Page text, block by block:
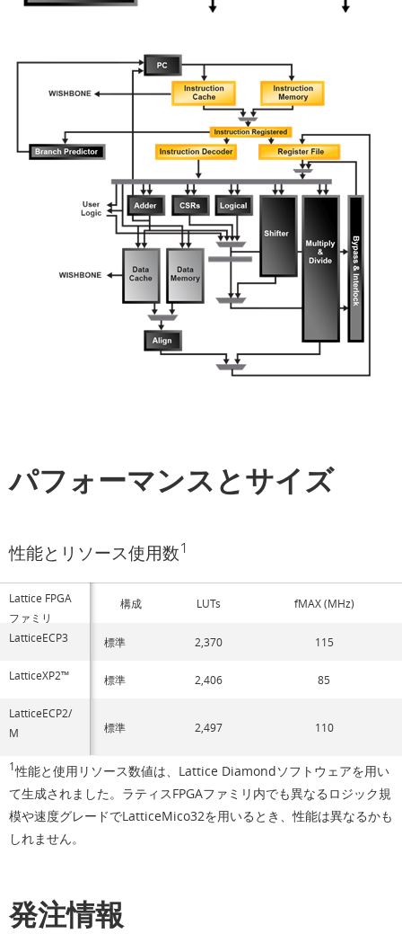
パフォーマンスとサイズ
性能とリソース使用数1
Lattice FPGA
ファミリ
構成 LUTs fMAX (MHz)
LatticeECP3 標準 2,370 115
LatticeXP2™ 標準 2,406 85
LatticeECP2/
M
標準 2,497 110
1性能と使用リソース数値は、Lattice Diamondソフトウェアを用い
て生成されました。ラティスFPGAファミリ内でも異なるロジック規
模や速度グレードでLatticeMico32を用いるとき、性能は異なるかも
しれません。
発注情報